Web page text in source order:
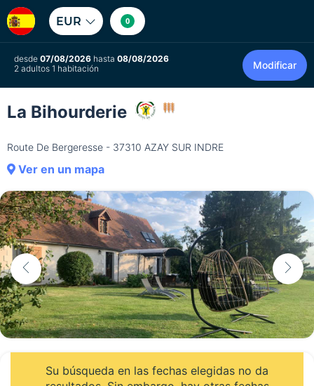
EUR 0
desde 07/08/2026 hasta 08/08/2026
2 adultos 1 habitación
Modificar
La Bihourderie
Route De Bergeresse - 37310 AZAY SUR INDRE
Ver en un mapa
Su búsqueda en las fechas elegidas no da